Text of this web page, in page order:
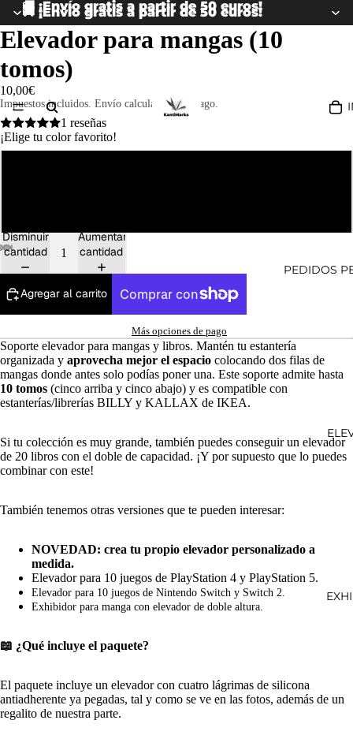
🚚 ¡Envío gratis a partir de 50 euros!
🚚 ¡Envío gratis a partir de 50 euros!
PEDIDOS
Elevador para mangas (10
tomos)
10,00€
Impuestos incluidos. Envío calculado en el pago.
1 reseñas
¡Elige tu color favorito!
Disminuir
cantidad
Aumentar
cantidad
Agregar al carrito
Más opciones de pago
Soporte elevador para mangas y libros. Mantén tu estantería
organizada y aprovecha mejor el espacio colocando dos filas de
mangas donde antes solo podías poner una. Este soporte admite hasta
10 tomos (cinco arriba y cinco abajo) y es compatible con
estanterías/librerías BILLY y KALLAX de IKEA.
Si tu colección es muy grande, también puedes conseguirun elevador
de 20 libros con el doble de capacidad. ¡Y por supuesto que lo puedes
combinar con este!
También tenemos otras versiones que te pueden interesar:
NOVEDAD: crea tu propio elevador personalizado a
medida.
Elevador para 10 juegos de PlayStation 4 y PlayStation 5.
Elevador para 10 juegos de Nintendo Switch y Switch 2
Exhibidor para manga con elevador de doble altura
📖 ¿Qué incluye el paquete?
El paquete incluye un elevador con cuatro lágrimas de silicona
antiadherente ya pegadas, tal y como se ve en las fotos, además de un
regalito de nuestra parte.